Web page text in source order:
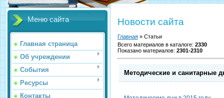
Меню сайта
Главная страница
Об учреждении
События
Ресурсы
Контакты
Новости сайта
Главная » Статьи
Всего материалов в каталоге: 2330
Показано материалов: 2301-2310
Методические и санитарные